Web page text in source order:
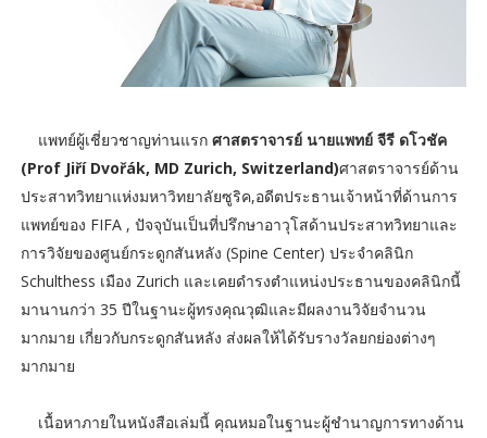
แพทย์ผู้เชี่ยวชาญท่านแรก ศาสตราจารย์ นายแพทย์ จีรี ดโวชัค
(Prof Jiří Dvořák, MD Zurich, Switzerland)ศาสตราจารย์ด้าน
ประสาทวิทยาแห่งมหาวิทยาลัยซูริค,อดีตประธานเจ้าหน้าที่ด้านการ
แพทย์ของ FIFA , ปัจจุบันเป็นที่ปรึกษาอาวุโสด้านประสาทวิทยาและ
การวิจัยของศูนย์กระดูกสันหลัง (Spine Center) ประจำคลินิก
Schulthess เมือง Zurich และเคยดำรงตำแหน่งประธานของคลินิกนี้
มานานกว่า 35 ปีในฐานะผู้ทรงคุณวุฒิและมีผลงานวิจัยจำนวน
มากมาย เกี่ยวกับกระดูกสันหลัง ส่งผลให้ได้รับรางวัลยกย่องต่างๆ
มากมาย
เนื้อหาภายในหนังสือเล่มนี้ คุณหมอในฐานะผู้ชำนาญการทางด้าน